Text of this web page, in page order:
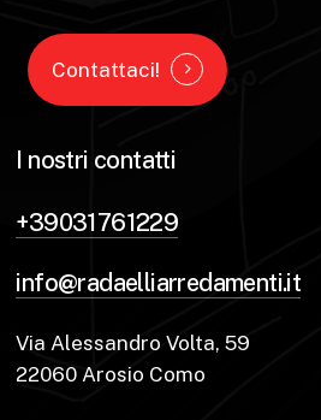
Contattaci!
I nostri contatti
+39031761229
info@radaelliarredamenti.it
Via Alessandro Volta, 59
22060 Arosio Como